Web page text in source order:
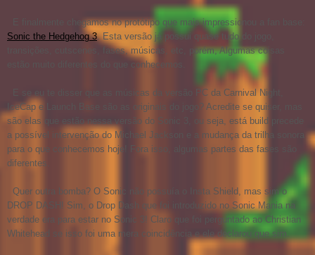
E finalmente chegamos no protótipo que mais impressionou a fan base:
Sonic the Hedgehog 3. Esta versão já possui quase tudo do jogo,
transições, cutscenes, fases, músicas, etc, porém, Algumas coisas
estão muito diferentes do que conhecemos.
E se eu te disser que as músicas da versão PC da Carnival Night,
IceCap e Launch Base são as originais do jogo? Acredite se quiser, mas
são elas que estão nessa versão do Sonic 3, ou seja, está build precede
a possível intervenção do Michael Jackson e a mudança da trilha sonora
para o que conhecemos hoje! Fora isso, algumas partes das fases são
diferentes.
Quer outra bomba? O Sonic não possuía o Insta Shield, mas sim o
DROP DASH! Sim, o Drop Dash que foi introduzido no Sonic Mania na
verdade era para estar no Sonic 3! Claro que foi perguntado ao Christian
Whitehead se isso foi uma mera coincidência e ele declarou que sim.